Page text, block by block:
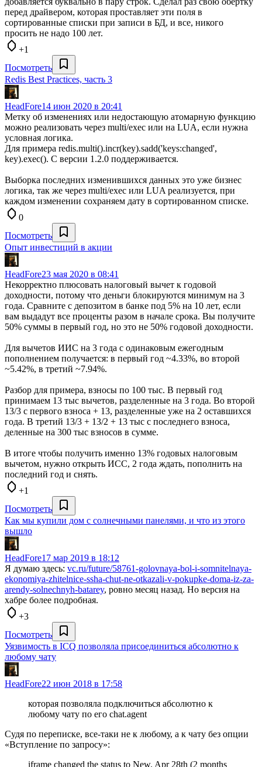
перед драйвером, которая проставляет эти поля в
сортированные списки при записи в БД, и все, никого
просить не надо 100 лет.
+1
Посмотреть
Redis Best Practices, часть 3
HeadFore14 июн 2020 в 20:41
Метку об изменениях или недостающую атомарную функцию
можно реализовать через multi/exec или на LUA, если нужна
условная логика.
Для примера redis.multi().incr(key).sadd('keys:changed',
key).exec(). С версии 1.2.0 поддерживается.
Выборка последних изменившихся данных это уже бизнес
логика, так же через multi/exec или LUA реализуется, при
каждом изменении сохраняем дату в сортированном списке.
0
Посмотреть
Опыт инвестиций в акции
HeadFore23 мая 2020 в 08:41
Некорректно плюсовать налоговый вычет к годовой
доходности, потому что деньги блокируются минимум на 3
года. Сравните с депозитом в банке под 5% на 10 лет, если
вам выдадут все проценты разом в начале срока. Вы получите
50% суммы в первый год, но это не 50% годовой доходности.
Для вычетов ИИС на 3 года с одинаковым ежегодным
пополнением получается: в первый год ~4.33%, во второй
~5.42%, в третий ~7.94%.
Разбор для примера, взносы по 100 тыс. В первый год
принимаем 13 тыс вычетов, разделенные на 3 года. Во второй
13/3 с первого взноса + 13, разделенные уже на 2 оставшихся
года. В третий 13/3 + 13/2 + 13 тыс с последнего взноса,
деленные на 300 тыс взносов в сумме.
В итоге чтобы получить именно 13% годовых налоговым
вычетом, нужно открыть ИСС, 2 года ждать, пополнить на
последний год и снять.
+1
Посмотреть
Как мы купили дом с солнечными панелями, и что из этого
вышло
HeadFore17 мар 2019 в 18:12
Я думаю здесь: vc.ru/future/58761-golovnaya-bol-i-somnitelnaya-
ekonomiya-zhitelnice-ssha-chut-ne-otkazali-v-pokupke-doma-iz-za-
arendy-solnechnyh-batarey, ровно месяц назад. Но версия на
хабре более подробная.
+3
Посмотреть
Уязвимость в ICQ позволяла присоединиться абсолютно к
любому чату
HeadFore22 июн 2018 в 17:58
которая позволяла подключиться абсолютно к
любому чату по его chat.agent
Судя по переписке, все-таки не к любому, а к чату без опции
«Вступление по запросу»:
iframe changed the status to New. Apr 28th (2 months